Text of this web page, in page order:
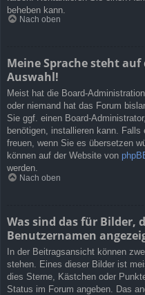
beheben kann.
Nach oben
Meine Sprache steht
Auswahl!
Meist hat die Board-
oder niemand hat das Forum
Sie ggf. einen Board-
benötigen, installieren kann.
freuen, wenn Sie es übersetzen
können auf der Website von
werden.
Nach oben
Was sind das für Bilder,
Benutzernamen
In der Beitragsansicht können
stehen. Eines dieser Bilder ist
dies Sterne, Kästchen oder
Status im Forum angeben. Das